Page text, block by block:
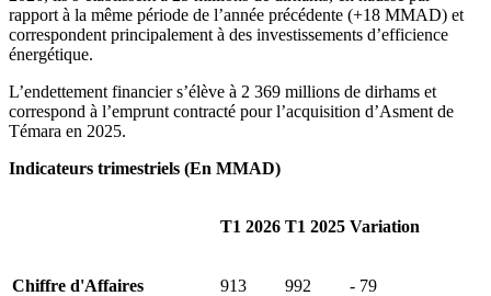
rapport à la même période de l’année précédente (+18 MMAD) et
correspondent principalement à des investissements d’efficience
énergétique.
L’endettement financier s’élève à 2 369 millions de dirhams et
correspond à l’emprunt contracté pour l’acquisition d’Asment de
Témara en 2025.
Indicateurs trimestriels (En MMAD)
T1 2026 T1 2025 Variation
Chiffre d'Affaires 913 992 - 79